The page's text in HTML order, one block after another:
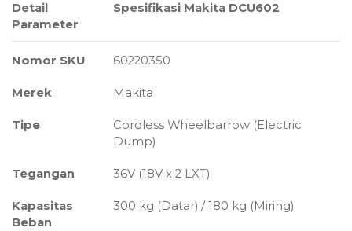
Detail
Parameter
Spesifikasi Makita DCU602
Nomor SKU 60220350
Merek Makita
Tipe
Cordless Wheelbarrow (Electric
Dump)
Tegangan 36V (18V x 2 LXT)
Kapasitas
Beban
300 kg (Datar) / 180 kg (Miring)